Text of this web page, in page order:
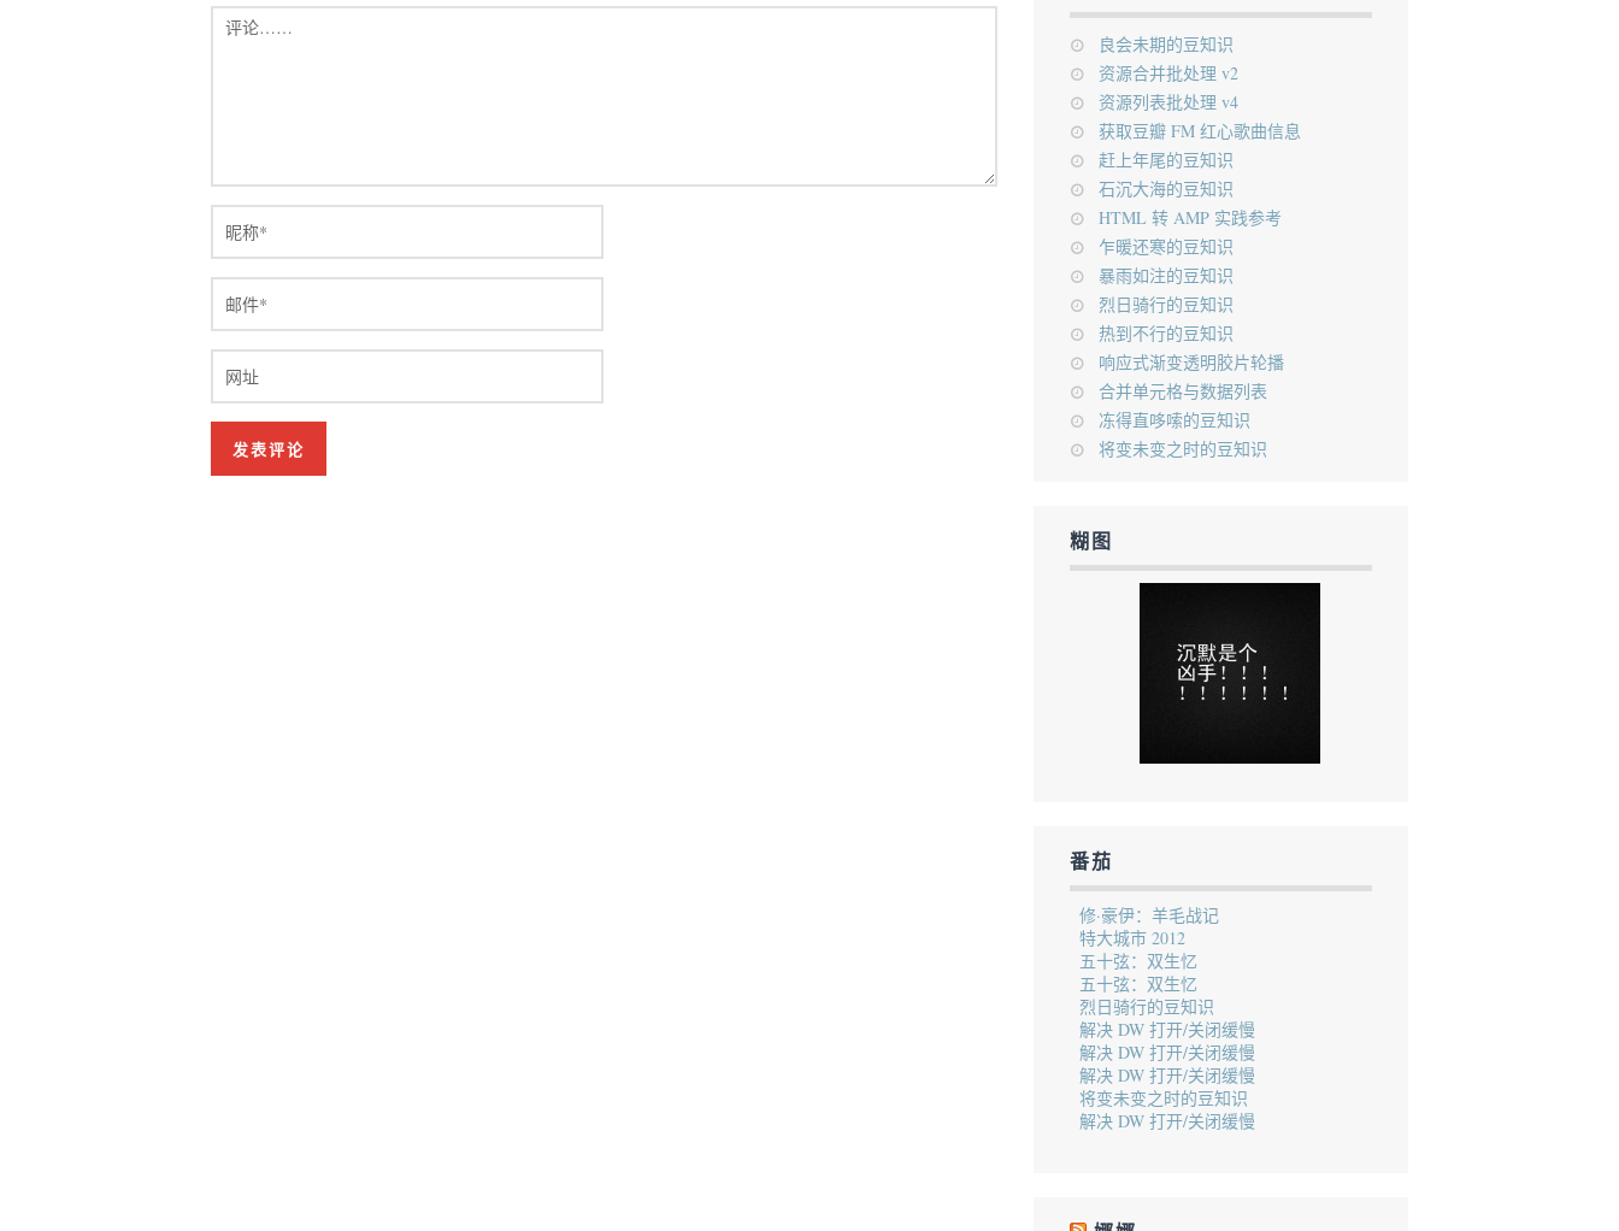
良会未期的豆知识
资源合并批处理 v2
资源列表批处理 v4
获取豆瓣 FM 红心歌曲信息
赶上年尾的豆知识
石沉大海的豆知识
HTML 转 AMP 实践参考
乍暖还寒的豆知识
暴雨如注的豆知识
烈日骑行的豆知识
热到不行的豆知识
响应式渐变透明胶片轮播
合并单元格与数据列表
冻得直哆嗦的豆知识
将变未变之时的豆知识
糊图
番茄
修·豪伊：羊毛战记
特大城市 2012
五十弦：双生忆
五十弦：双生忆
烈日骑行的豆知识
解决 DW 打开/关闭缓慢
解决 DW 打开/关闭缓慢
解决 DW 打开/关闭缓慢
将变未变之时的豆知识
解决 DW 打开/关闭缓慢